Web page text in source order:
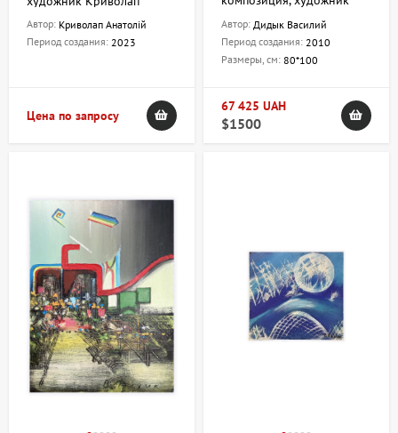
Автор: Криволап Анатолій
Период создания: 2023
Цена по запросу
Автор: Дидык Василий
Период создания: 2010
Размеры, см: 80*100
67 425 UAH
$1500